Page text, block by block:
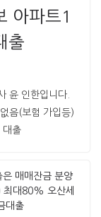
아파트1
출
윤 인한입니다.
음(보험 가입등)
대출
은 매매잔금 분양
최대80% 오산세
대출